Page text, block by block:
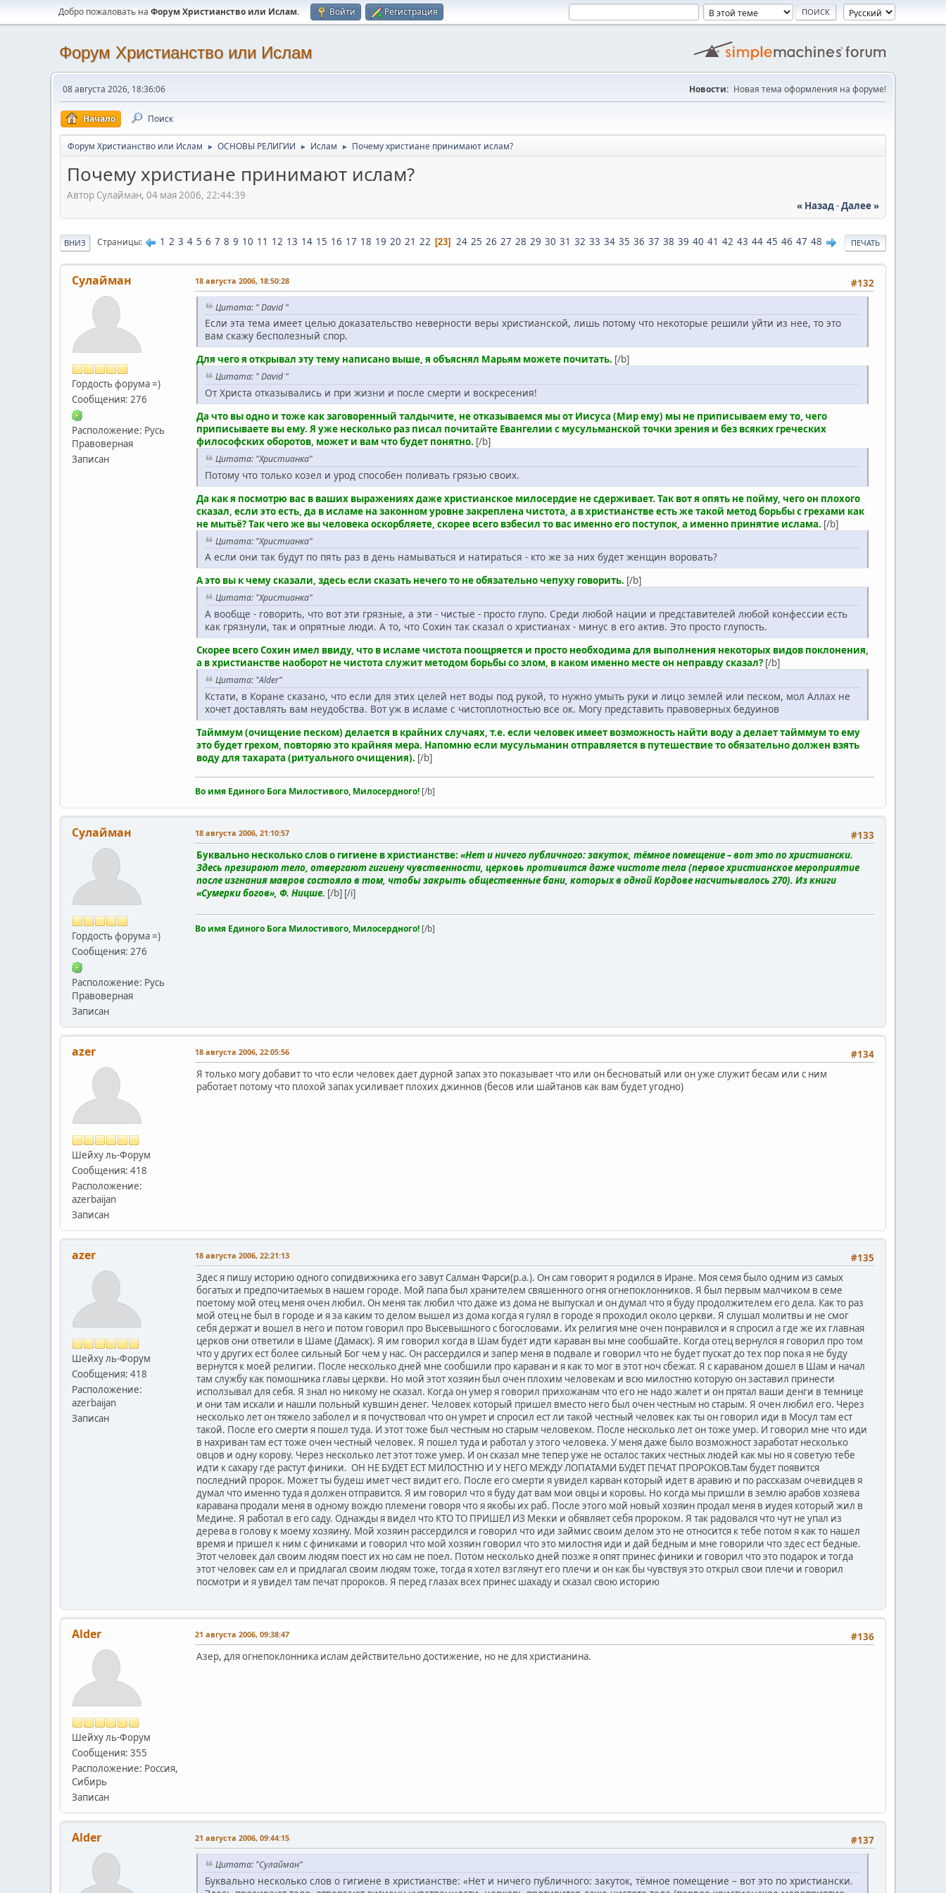
Добро пожаловать на Форум Христианство или Ислам. Войти Регистрация
Форум Христианство или Ислам
08 августа 2026, 18:36:06 Новости: Новая тема оформления на форуме!
Начало Поиск
Форум Христианство или Ислам ► ОСНОВЫ РЕЛИГИИ ► Ислам ► Почему христиане принимают ислам?
Почему христиане принимают ислам?
Автор Сулайман, 04 мая 2006, 22:44:39
« Назад-Далее »
ПЕЧАТЬ
ВНИЗ Страницы 1 2 3 4 5 6 7 8 9 10 11 12 13 14 15 16 17 18 19 20 21 22 23 24 25 26 27 28 29 30 31 32 33 34 35 36 37 38 39 40 41 42 43 44 45 46 47 48
Сулайман
Гордость форума =)
Сообщения: 276
Расположение: Русь
Правоверная
Записан
#132
18 августа 2006, 18:50:28
Цитата: " David "
Если эта тема имеет целью доказательство неверности веры христианской, лишь потому что некоторые решили уйти из нее, то это
вам скажу бесполезный спор.
Для чего я открывал эту тему написано выше, я объяснял Марьям можете почитать. [/b]
Цитата: " David "
От Христа отказывались и при жизни и после смерти и воскресения!
Да что вы одно и тоже как заговоренный талдычите, не отказываемся мы от Иисуса (Мир ему) мы не приписываем ему то, чего
приписываете вы ему. Я уже несколько раз писал почитайте Евангелии с мусульманской точки зрения и без всяких греческих
философских оборотов, может и вам что будет понятно. [/b]
Цитата: "Христианка"
Потому что только козел и урод способен поливать грязью своих.
Да как я посмотрю вас в ваших выражениях даже христианское милосердие не сдерживает. Так вот я опять не пойму, чего он плохого
сказал, если это есть, да в исламе на законном уровне закреплена чистота, а в христианстве есть же такой метод борьбы с грехами как
не мытьё? Так чего же вы человека оскорбляете, скорее всего взбесил то вас именно его поступок, а именно принятие ислама. [/b]
Цитата: "Христианка"
А если они так будут по пять раз в день намываться и натираться - кто же за них будет женщин воровать?
А это вы к чему сказали, здесь если сказать нечего то не обязательно чепуху говорить. [/b]
Цитата: "Христианка"
А вообще - говорить, что вот эти грязные, а эти - чистые - просто глупо. Среди любой нации и представителей любой конфессии есть
как грязнули, так и опрятные люди. А то, что Сохин так сказал о христианах - минус в его актив. Это просто глупость.
Скорее всего Сохин имел ввиду, что в исламе чистота поощряется и просто необходима для выполнения некоторых видов поклонения,
а в христианстве наоборот не чистота служит методом борьбы со злом, в каком именно месте он неправду сказал? [/b]
Цитата: "Alder"
Кстати, в Коране сказано, что если для этих целей нет воды под рукой, то нужно умыть руки и лицо землей или песком, мол Аллах не
хочет доставлять вам неудобства. Вот уж в исламе с чистоплотностью все ок. Могу представить правоверных бедуинов
Тайммум (очищение песком) делается в крайних случаях, т.е. если человек имеет возможность найти воду а делает тайммум то ему
это будет грехом, повторяю это крайняя мера. Напомню если мусульманин отправляется в путешествие то обязательно должен взять
воду для тахарата (ритуального очищения). [/b]
Во имя Единого Бога Милостивого, Милосердного! [/b]
Сулайман
Гордость форума =)
Сообщения: 276
Расположение: Русь
Правоверная
Записан
#133
18 августа 2006, 21:10:57
Буквально несколько слов о гигиене в христианстве: «Нет и ничего публичного: закуток, тёмное помещение – вот это по христиански.
Здесь презирают тело, отвергают гигиену чувственности, церковь противится даже чистоте тела (первое христианское мероприятие
после изгнания мавров состояло в том, чтобы закрыть общественные бани, которых в одной Кордове насчитывалось 270). Из книги
«Сумерки богов», Ф. Ницше. [/b] [/i]
Во имя Единого Бога Милостивого, Милосердного! [/b]
azer
Шейху ль-Форум
Сообщения: 418
Расположение:
azerbaijan
Записан
#134
18 августа 2006, 22:05:56
Я только могу добавит то что если человек дает дурной запах это показывает что или он бесноватый или он уже служит бесам или с ним
работает потому что плохой запах усиливает плохих джиннов (бесов или шайтанов как вам будет угодно)
azer
Шейху ль-Форум
Сообщения: 418
Расположение:
azerbaijan
Записан
#135
18 августа 2006, 22:21:13
Здес я пишу историю одного сопидвижника его завут Салман Фарси(р.а.). Он сам говорит я родился в Иране. Моя семя было одним из самых
богатых и предпочитаемых в нашем городе. Мой папа был хранителем свяшенного огня огнепоклонников. Я был первым малчиком в семе
поетому мой отец меня очен любил. Он меня так любил что даже из дома не выпускал и он думал что я буду продолжителем его дела. Как то раз
мой отец не был в городе и я за каким то делом вышел из дома когда я гулял в городе я проходил около церкви. Я слушал молитвы и не смог
себя держат и вошел в него и потом говорил про Высевышного с богословами. Их религия мне очен понравился и я спросил а где же их главная
церков они ответили в Шаме (Дамаск). Я им говорил когда в Шам будет идти караван вы мне сообшайте. Когда отец вернулся я говорил про том
что у других ест более сильный Бог чем у нас. Он рассердился и запер меня в подвале и говорил что не будет пускат до тех пор пока я не буду
вернутся к моей религии. После несколько дней мне сообшили про караван и я как то мог в этот ноч сбежат. Я с караваном дошел в Шам и начал
там службу как помошника главы церкви. Но мой этот хозяин был очен плохим человекам и всю милостню которую он заставил принести
исползывал для себя. Я знал но никому не сказал. Когда он умер я говорил прихожанам что его не надо жалет и он прятал ваши денги в темнице
и они там искали и нашли польный кувшин денег. Человек который пришел вместо него был очен честным но старым. Я очен любил его. Через
несколько лет он тяжело заболел и я почуствовал что он умрет и спросил ест ли такой честный человек как ты он говорил иди в Мосул там ест
такой. После его смерти я пошел туда. И этот тоже был честным но старым человеком. После несколько лет он тоже умер. И говорил мне что иди
в нахриван там ест тоже очен честный человек. Я пошел туда и работал у этого человека. У меня даже было возможност заработат несколько
овцов и одну корову. Через несколько лет этот тоже умер. И он сказал мне тепер уже не осталос таких честных людей как мы но я советую тебе
идти к сахару где растут финики. ОН НЕ БУДЕТ ЕСТ МИЛОСТНЮ И У НЕГО МЕЖДУ ЛОПАТАМИ БУДЕТ ПЕЧАТ ПРОРОКОВ.Там будет появится
последний пророк. Может ты будеш имет чест видит его. После его смерти я увидел карван который идет в аравию и по рассказам очевидцев я
думал что именно туда я должен отправится. Я им говорил что я буду дат вам мои овцы и коровы. Но когда мы пришли в землю арабов хозяева
каравана продали меня в одному вождю племени говоря что я якобы их раб. После этого мой новый хозяин продал меня в иудея который жил в
Медине. Я работал в его саду. Однажды я видел что КТО ТО ПРИШЕЛ ИЗ Мекки и обявляет себя пророком. Я так радовался что чут не упал из
дерева в голову к моему хозяину. Мой хозяин рассердился и говорил что иди займис своим делом это не относится к тебе потом я как то нашел
время и пришел к ним с финиками и говорил что мой хозяин говорил что это милостня иди и дай бедным и мне говорили что здес ест бедные.
Этот человек дал своим людям поест их но сам не поел. Потом несколько дней позже я опят принес финики и говорил что это подарок и тогда
этот человек сам ел и придлагал своим людям тоже, тогда я хотел взглянут его плечи и он как бы чувствуя это открыл свои плечи и говорил
посмотри и я увидел там печат пророков. Я перед глазах всех принес шахаду и сказал свою историю
Alder
Шейху ль-Форум
Сообщения: 355
Расположение: Россия,
Сибирь
Записан
#136
21 августа 2006, 09:38:47
Азер, для огнепоклонника ислам действительно достижение, но не для христианина.
Alder #137
21 августа 2006, 09:44:15
Цитата: "Сулайман"
Буквально несколько слов о гигиене в христианстве: «Нет и ничего публичного: закуток, тёмное помещение – вот это по христиански.